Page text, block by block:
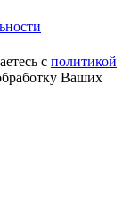
с политикой
Ваших